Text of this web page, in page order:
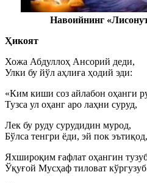
Навоийнинг
Ҳикоят
Хожа Абдуллоҳ Ансорий деди,
Улки бу йўл аҳлиға ҳодий эди:
«Ким киши соз айлабон оҳанги
Тузса ул оҳанг аро лаҳни суруд,
Лек бу руду сурудидин мурод,
Бўлса тенгри ёди, эй пок эътиқод,
Яхшироқим ғафлат оҳангин
Ўқуғой Мусҳаф тиловат